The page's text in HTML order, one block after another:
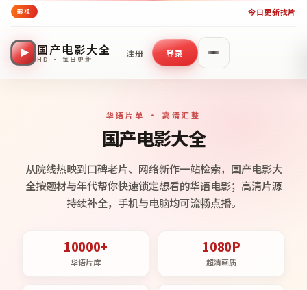
影视 今日更新找片
国产电影大全
HD · 每日更新
注册 登录
华语片单 · 高清汇整
国产电影大全
从院线热映到口碑老片、网络新作一站检索，国产电影大
全按题材与年代帮你快速锁定想看的华语电影；高清片源
持续补全，手机与电脑均可流畅点播。
10000+
华语片库
1080P
超清画质